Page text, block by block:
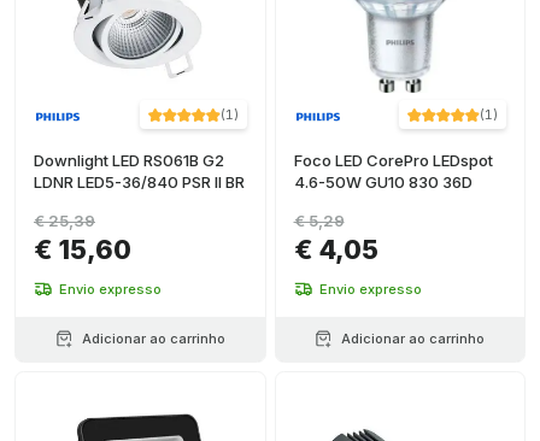
(1)
Downlight LED RS061B G2
LDNR LED5-36/840 PSR II BR
€ 15,60
€ 25,39
Envio expresso
Adicionar ao carrinho
(1)
Foco LED CorePro LEDspot
4.6-50W GU10 830 36D
€ 4,05
€ 5,29
Envio expresso
Adicionar ao carrinho